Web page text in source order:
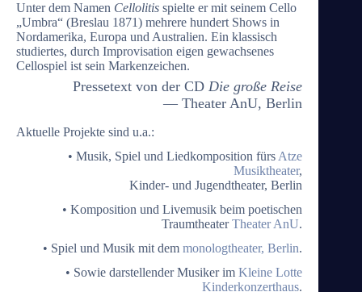
Unter dem Namen Cellolitis spielte er mit seinem Cello
„Umbra“ (Breslau 1871) mehrere hundert Shows in
Nordamerika, Europa und Australien. Ein klassisch
studiertes, durch Improvisation eigen gewachsenes
Cellospiel ist sein Markenzeichen.
Pressetext von der CDDie große Reise
— Theater AnU, Berlin
Aktuelle Projekte sind u.a.:
• Musik, Spiel und Liedkomposition fürs Atze
Musiktheater,
Kinder- und Jugendtheater, Berlin
• Komposition und Livemusik beim poetischen
TraumtheaterTheater AnU.
• Spiel und Musik mit demmonologtheater, Berlin.
• Sowie darstellender Musiker imKleine Lotte
Kinderkonzerthaus.